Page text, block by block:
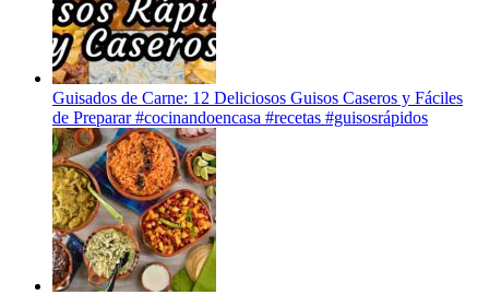
Guisados de Carne: 12 Deliciosos Guisos Caseros y Fáciles
de Preparar #cocinandoencasa #recetas #guisosrápidos